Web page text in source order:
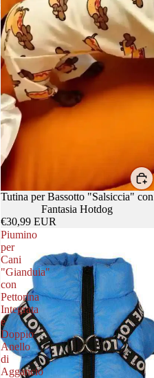
Tutina per Bassotto "Salsiccia" con
Fantasia Hotdog
€30,99 EUR
Piumino
per
Cani
"Gianduia"
con
Pettorina
Integrata
e
Doppio
Anello
di
Aggancio